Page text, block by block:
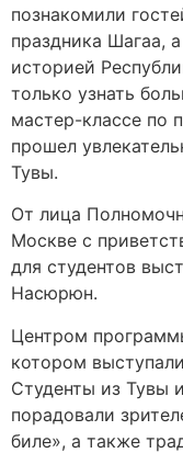
познакомили
праздника Шагаа,
историей
только узнать
мастер-классе по
прошел
Тувы.
От лица
Москве с
для студентов
Насюрюн.
Центром
котором
Студенты из Тувы
порадовали
биле», а также